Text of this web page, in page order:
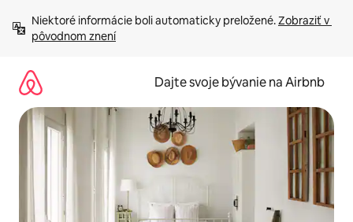
obsah.
Niektoré informácie boli automaticky preložené. Zobraziť v
pôvodnom znení
Dajte svoje bývanie na Airbnb